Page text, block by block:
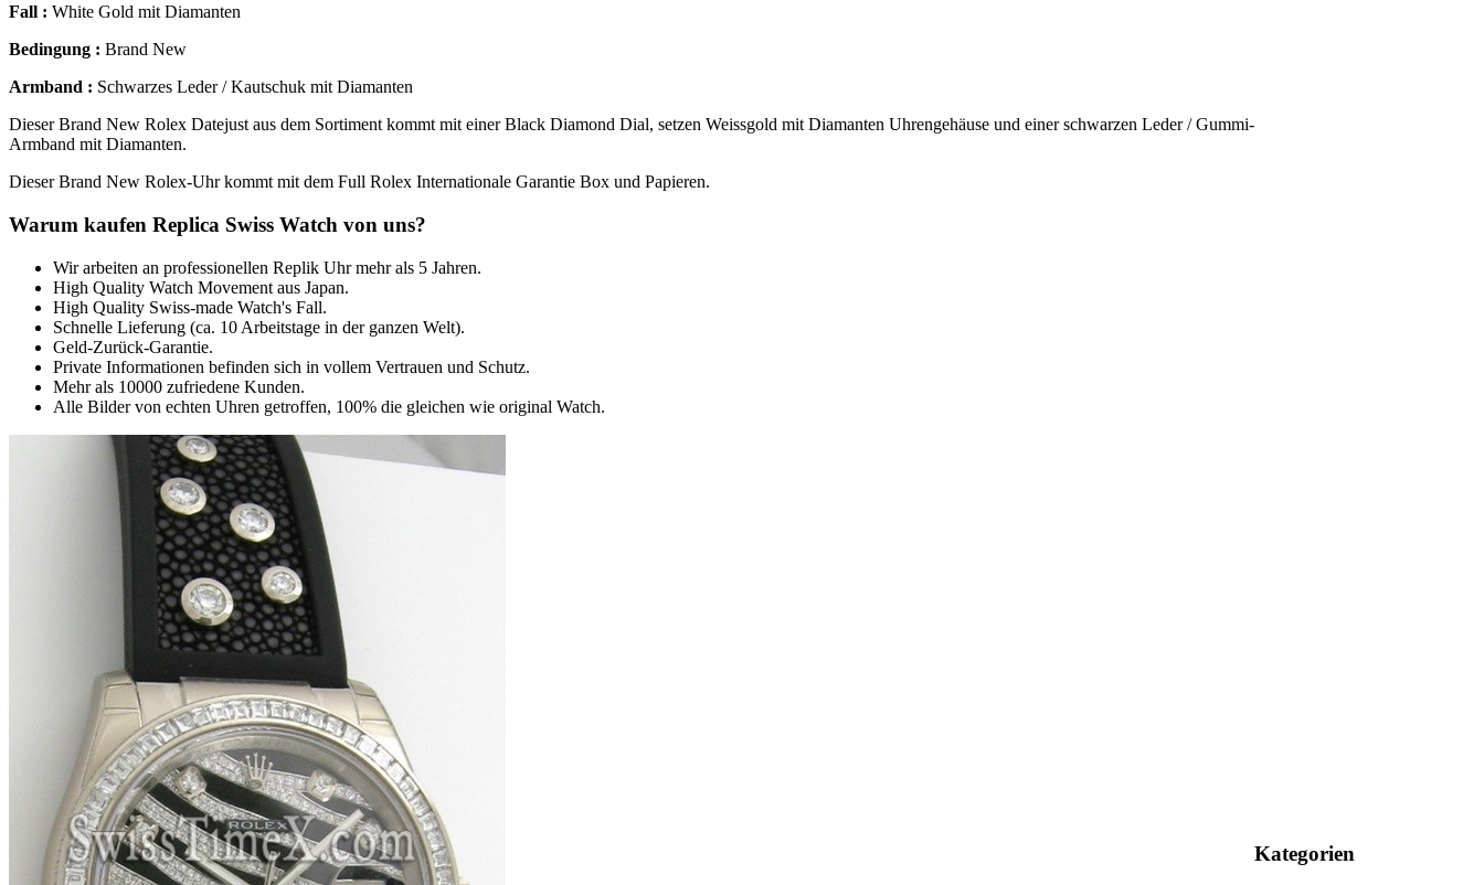
Fall : White Gold mit Diamanten
Bedingung : Brand New
Armband : Schwarzes Leder / Kautschuk mit Diamanten
Dieser Brand New Rolex Datejust aus dem Sortiment kommt mit einer Black Diamond Dial, setzen Weissgold mit Diamanten Uhrengehäuse und einer schwarzen Leder / Gummi-
Armband mit Diamanten.
Dieser Brand New Rolex-Uhr kommt mit dem Full Rolex Internationale Garantie Box und Papieren.
Warum kaufen Replica Swiss Watch von uns?
Wir arbeiten an professionellen Replik Uhr mehr als 5 Jahren.
High Quality Watch Movement aus Japan.
High Quality Swiss-made Watch's Fall.
Schnelle Lieferung (ca. 10 Arbeitstage in der ganzen Welt).
Geld-Zurück-Garantie.
Private Informationen befinden sich in vollem Vertrauen und Schutz.
Mehr als 10000 zufriedene Kunden.
Alle Bilder von echten Uhren getroffen, 100% die gleichen wie original Watch.
Kategorien